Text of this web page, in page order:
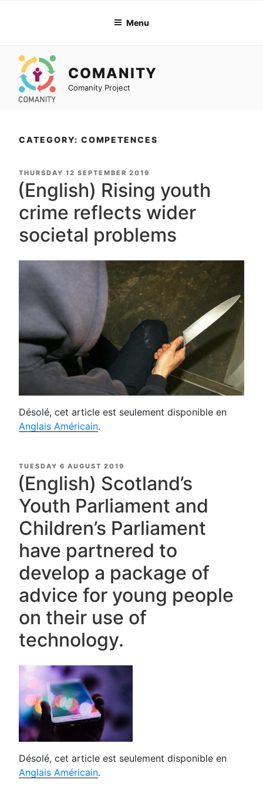
Menu
COMANITY
Comanity Project
CATEGORY: COMPETENCES
POSTED
ON
THURSDAY 12 SEPTEMBER 2019
(English) Rising youth
crime reflects wider
societal problems
Désolé, cet article est seulement disponible en
Anglais Américain.
POSTED
ON
TUESDAY 6 AUGUST 2019
(English) Scotland’s
Youth Parliament and
Children’s Parliament
have partnered to
develop a package of
advice for young people
on their use of
technology.
Désolé, cet article est seulement disponible en
Anglais Américain.